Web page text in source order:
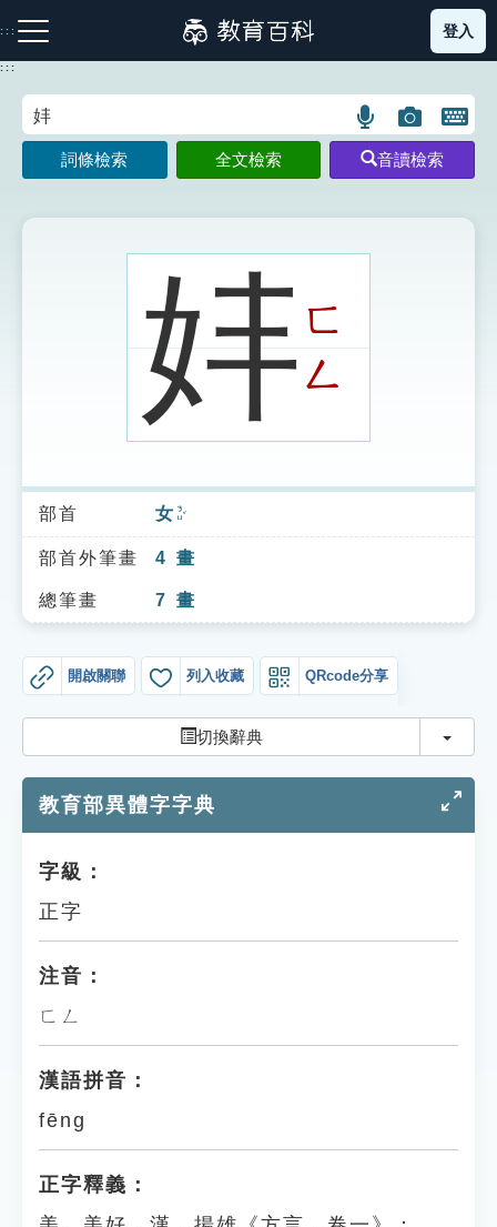
到
主
:::
注音索引圖示 筆畫索引圖示 部首索引表圖示
索引選單
知識索引
單字索引
貓頭鷹博士
登入
:::
語
言
搜
示
圖
片
搜
開
鍵
圖
詞條檢索 全文檢索 音讀檢索
妦ㄈ
ㄥ
部首 女 ㄋㄩˇ
部首外筆畫 4 畫
總筆畫 7 畫
開啟關聯 列入收藏 QRcode分享
切換辭典 切換
教育部異體字字典
字級：
正字
注音：
ㄈㄥ
漢語拼音：
fēng
正字釋義：